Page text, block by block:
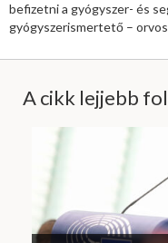
befizetni a gyógyszer- és
gyógyszerismertető –
A cikk lejjebb